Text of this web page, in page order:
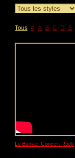
Tous # A B C D E
Le Bunker Concert Rock